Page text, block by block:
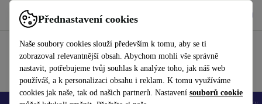
Přednastavení cookies
Naše soubory cookies slouží především k tomu, aby se ti
zobrazoval relevantnější obsah. Abychom mohli vše správně
nastavit, potřebujeme tvůj souhlas k analýze toho, jak náš web
používáš, a k personalizaci obsahu i reklam. K tomu využíváme
cookies jak naše, tak od našich partnerů. Nastavení souborů cookie
Používejte refurbed rychle a snadno